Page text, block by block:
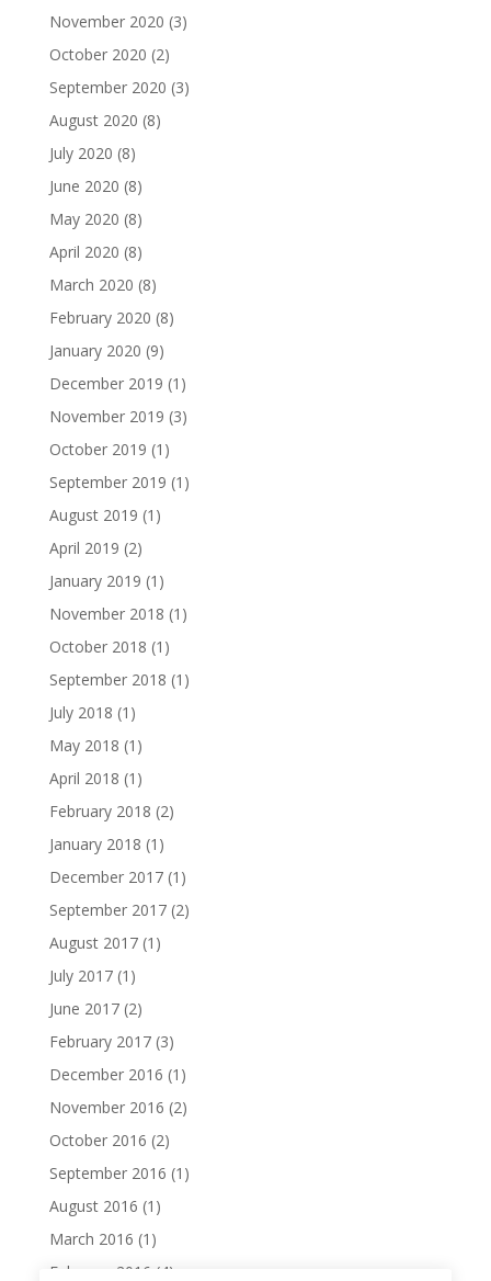
November 2020 (3)
October 2020 (2)
September 2020 (3)
August 2020 (8)
July 2020 (8)
June 2020 (8)
May 2020 (8)
April 2020 (8)
March 2020 (8)
February 2020 (8)
January 2020 (9)
December 2019 (1)
November 2019 (3)
October 2019 (1)
September 2019 (1)
August 2019 (1)
April 2019 (2)
January 2019 (1)
November 2018 (1)
October 2018 (1)
September 2018 (1)
July 2018 (1)
May 2018 (1)
April 2018 (1)
February 2018 (2)
January 2018 (1)
December 2017(1)
September 2017(2)
August 2017(1)
July 2017(1)
June 2017(2)
February 2017(3)
December 2016 (1)
November 2016 (2)
October 2016 (2)
September 2016 (1)
August 2016 (1)
March 2016 (1)
February 2016 (4)